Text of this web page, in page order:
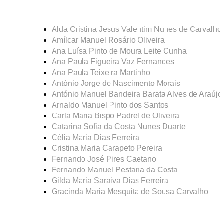
Alda Cristina Jesus Valentim Nunes de
Amílcar Manuel Rosário Oliveira
Ana Luísa Pinto de Moura Leite Cunha
Ana Paula Figueira Vaz Fernandes
Ana Paula Teixeira Martinho
António Jorge do Nascimento Morais
António Manuel Bandeira Barata Alves de
Arnaldo Manuel Pinto dos Santos
Carla Maria Bispo Padrel de Oliveira
Catarina Sofia da Costa Nunes Duarte
Célia Maria Dias Ferreira
Cristina Maria Carapeto Pereira
Fernando José Pires Caetano
Fernando Manuel Pestana da Costa
Gilda Maria Saraiva Dias Ferreira
Gracinda Maria Mesquita de Sousa Carvalho